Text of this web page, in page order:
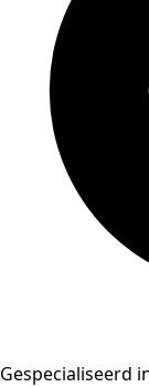
Gespecialiseerd